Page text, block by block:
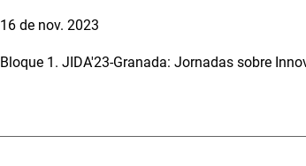
16 de nov. 2023
Bloque 1. JIDA'23-Granada: Jornadas sobre